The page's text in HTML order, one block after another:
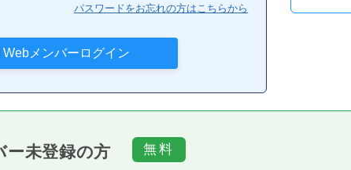
パスワードをお忘れの方はこちらから
ー未登録の方